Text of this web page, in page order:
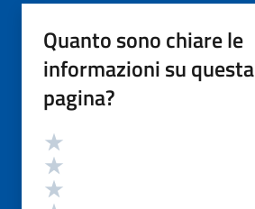
Quanto sono chiare le
informazioni su questa
pagina?
Valutazione